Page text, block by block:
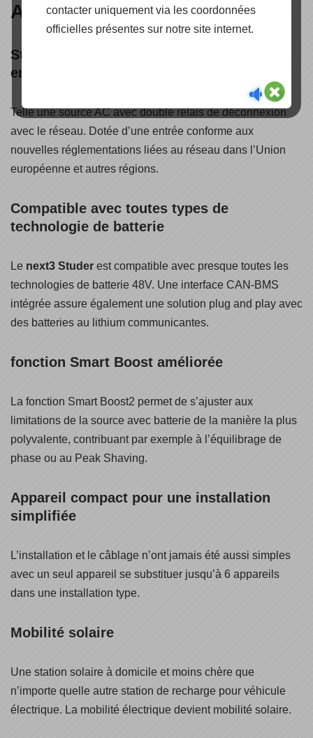
Avantages du Studer Next 3
Studer Next 3, l’onduleur raccordé réseau
entièrement interactif
Telle une source AC avec double relais de déconnexion
avec le réseau. Dotée d’une entrée conforme aux
nouvelles réglementations liées au réseau dans l’Union
européenne et autres régions.
Compatible avec toutes types de
technologie de batterie
Le next3 Studer est compatible avec presque toutes les
technologies de batterie 48V. Une interface CAN-BMS
intégrée assure également une solution plug and play avec
des batteries au lithium communicantes.
fonction Smart Boost améliorée
La fonction Smart Boost2 permet de s’ajuster aux
limitations de la source avec batterie de la manière la plus
polyvalente, contribuant par exemple à l’équilibrage de
phase ou au Peak Shaving.
Appareil compact pour une installation
simplifiée
L’installation et le câblage n’ont jamais été aussi simples
avec un seul appareil se substituer jusqu’à 6 appareils
dans une installation type.
Mobilité solaire
Une station solaire à domicile et moins chère que
n’importe quelle autre station de recharge pour véhicule
électrique. La mobilité électrique devient mobilité solaire.
contacter uniquement via les coordonnées
officielles présentes sur notre site internet.